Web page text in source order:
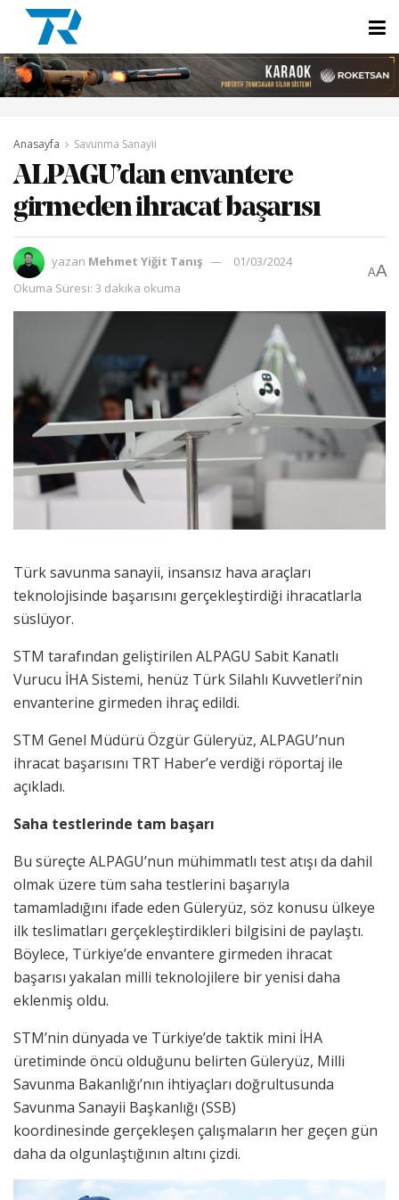
Anasayfa Savunma Sanayii
ALPAGU’dan envantere
girmeden ihracat başarısı
yazan Mehmet Yiğit Tanış
01/03/2024
Okuma Süresi: 3 dakika okuma
AA
Türk savunma sanayii, insansız hava araçları
teknolojisinde başarısını gerçekleştirdiği ihracatlarla
süslüyor.
STM tarafından geliştirilen ALPAGU Sabit Kanatlı
Vurucu İHA Sistemi, henüz Türk Silahlı Kuvvetleri’nin
envanterine girmeden ihraç edildi.
STM Genel Müdürü Özgür Güleryüz, ALPAGU’nun
ihracat başarısını TRT Haber’e verdiği röportaj ile
açıkladı.
Saha testlerinde tam başarı
Bu süreçte ALPAGU’nun mühimmatlı test atışı da dahil
olmak üzere tüm saha testlerini başarıyla
tamamladığını ifade eden Güleryüz, söz konusu ülkeye
ilk teslimatları gerçekleştirdikleri bilgisini de paylaştı.
Böylece, Türkiye’de envantere girmeden ihracat
başarısı yakalan milli teknolojilere bir yenisi daha
eklenmiş oldu.
STM’nin dünyada ve Türkiye’de taktik mini İHA
üretiminde öncü olduğunu belirten Güleryüz, Milli
Savunma Bakanlığı’nın ihtiyaçları doğrultusunda
Savunma Sanayii Başkanlığı (SSB)
koordinesinde gerçekleşen çalışmaların her geçen gün
daha da olgunlaştığının altını çizdi.